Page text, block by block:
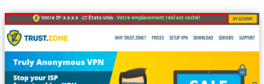
Votre IP: x.x.x.x · États-Unis ·Votre emplacement réel est caché!